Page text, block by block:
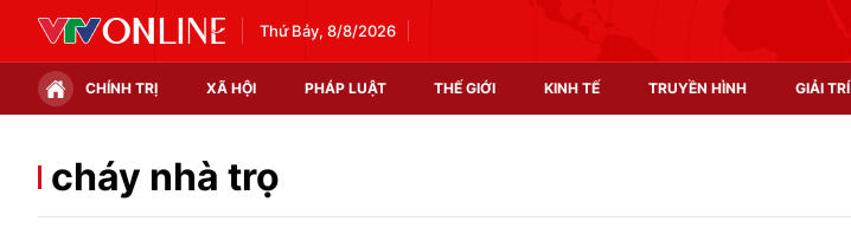
Thứ Bảy, 8/8/2026
CHÍNH TRỊ XÃ HỘI PHÁP LUẬT THẾ GIỚI KINH TẾ TRUYỀN HÌNH GIẢI TRÍ
Chính trị
cháy nhà trọ